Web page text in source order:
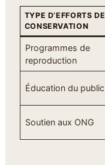
TYPE D’EFFORTS DE
CONSERVATION
Programmes de
reproduction
Éducation du public
Soutien aux ONG